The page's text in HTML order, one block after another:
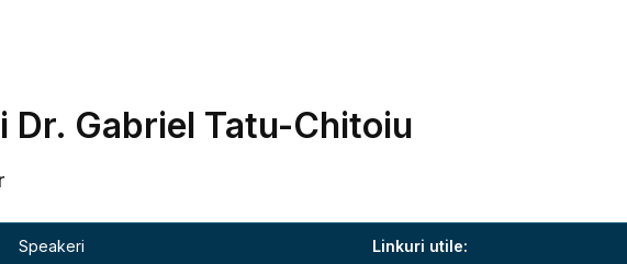
Dr. Gabriel Tatu-Chitoiu
Speakeri Linkuri utile: